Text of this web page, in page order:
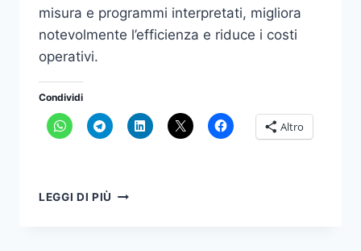
misura e programmi interpretati, migliora
notevolmente l’efficienza e riduce i costi
operativi.
Condividi
Altro
LEGGI DI PIÙ FUNSEARCH